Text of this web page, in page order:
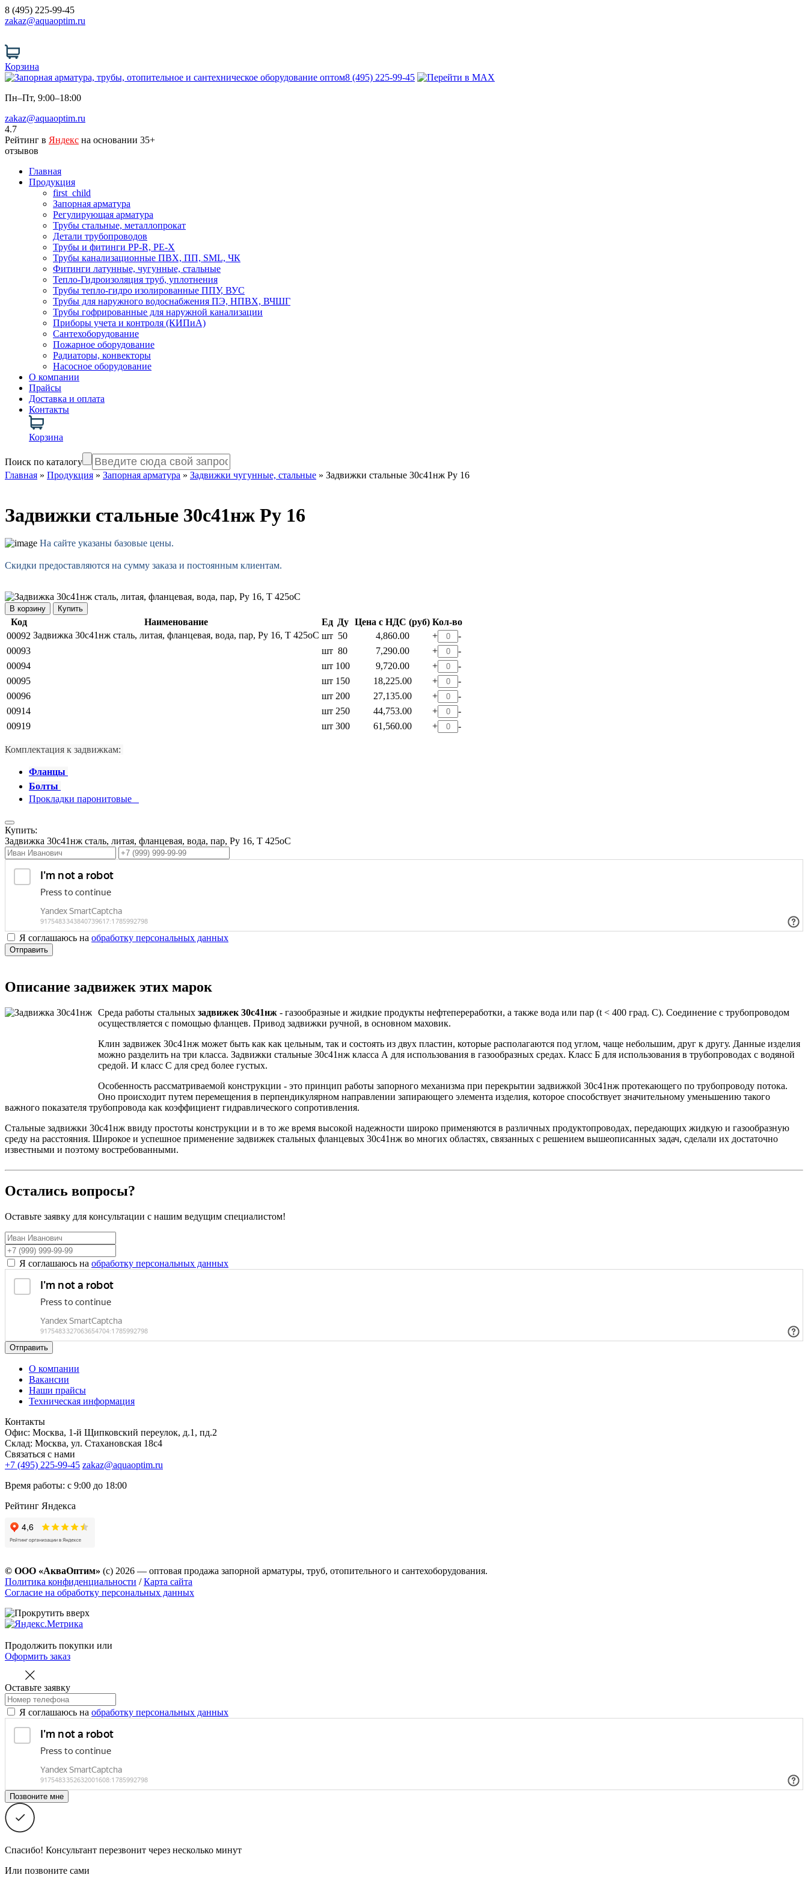
8 (495) 225-99-45
zakaz@aquaoptim.ru
Корзина
8 (495) 225-99-45
Пн–Пт, 9:00–18:00
zakaz@aquaoptim.ru
4.7
Рейтинг в Яндекс на основании 35+
отзывов
Главная
Продукция
first_child
Запорная арматура
Регулирующая арматура
Трубы стальные, металлопрокат
Детали трубопроводов
Трубы и фитинги PP-R, PE-X
Трубы канализационные ПВХ, ПП, SML, ЧК
Фитинги латунные, чугунные, стальные
Тепло-Гидроизоляция труб, уплотнения
Трубы тепло-гидро изолированные ППУ, ВУС
Трубы для наружного водоснабжения ПЭ, НПВХ, ВЧШГ
Трубы гофрированные для наружной канализации
Приборы учета и контроля (КИПиА)
Сантехоборудование
Пожарное оборудование
Радиаторы, конвекторы
Насосное оборудование
О компании
Прайсы
Доставка и оплата
Контакты
Корзина
Поиск по каталогу
Главная » Продукция » Запорная арматура » Задвижки чугунные, стальные » Задвижки стальные 30с41нж Ру 16
Задвижки стальные 30с41нж Ру 16
На сайте указаны базовые цены.
Скидки предоставляются на сумму заказа и постоянным клиентам.
Купить
Код Наименование Ед Ду Цена с НДС (руб) Кол-во
00092 Задвижка 30с41нж сталь, литая, фланцевая, вода, пар, Ру 16, T 425оС шт 50 4,860.00 +
-
00093
шт 80 7,290.00 +
-
00094
шт 100 9,720.00 +
-
00095
шт 150 18,225.00 +
-
00096
шт 200 27,135.00 +
-
00914
шт 250 44,753.00 +
-
00919
шт 300 61,560.00 + -
Комплектация к задвижкам:
Фланцы
Болты
Прокладки паронитовые
Купить:
Задвижка 30с41нж сталь, литая, фланцевая, вода, пар, Ру 16, T 425оС
Я соглашаюсь на обработку персональных данных
Отправить
Описание задвижек этих марок
Среда работы стальных задвижек 30с41нж - газообразные и жидкие продукты нефтепереработки, а также вода или пар (t < 400 град. С). Соединение с трубопроводом
осуществляется с помощью фланцев. Привод задвижки ручной, в основном маховик.
Клин задвижек 30с41нж может быть как как цельным, так и состоять из двух пластин, которые располагаются под углом, чаще небольшим, друг к другу. Данные изделия
можно разделить на три класса. Задвижки стальные 30с41нж класса А для использования в газообразных средах. Класс Б для использования в трубопроводах с водяной
средой. И класс С для сред более густых.
Особенность рассматриваемой конструкции - это принцип работы запорного механизма при перекрытии задвижкой 30с41нж протекающего по трубопроводу потока.
Оно происходит путем перемещения в перпендикулярном направлении запирающего элемента изделия, которое способствует значительному уменьшению такого
важного показателя трубопровода как коэффициент гидравлического сопротивления.
Стальные задвижки 30с41нж ввиду простоты конструкции и в то же время высокой надежности широко применяются в различных продуктопроводах, передающих жидкую и газообразную
среду на расстояния. Широкое и успешное применение задвижек стальных фланцевых 30с41нж во многих областях, связанных с решением вышеописанных задач, сделали их достаточно
известными и поэтому востребованными.
Остались вопросы?
Оставьте заявку для консультации с нашим ведущим специалистом!
Я соглашаюсь на обработку персональных данных
Отправить
О компании
Вакансии
Наши прайсы
Техническая информация
Контакты
Офис: Москва, 1-й Щипковский переулок, д.1, пд.2
Склад: Москва, ул. Стахановская 18с4
Связаться с нами
+7 (495) 225-99-45 zakaz@aquaoptim.ru
Время работы: с 9:00 до 18:00
Рейтинг Яндекса
© ООО «АкваОптим» (с) 2026 — оптовая продажа запорной арматуры, труб, отопительного и сантехоборудования.
Политика конфиденциальности /Карта сайта
Согласие на обработку персональных данных
Продолжить покупки или
Оформить заказ
Оставьте заявку
Я соглашаюсь на обработку персональных данных
Спасибо! Консультант перезвонит через несколько минут
Или позвоните сами